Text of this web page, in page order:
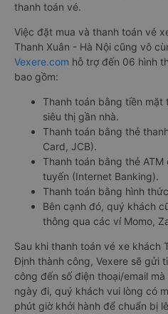
thanh toán vé.
Việc đặt mua và thanh toán vé
Thanh Xuân - Hà Nội cũng vô
Vexere.com hỗ trợ đến 06 hình
bao gồm:
Thanh toán bằng tiền mặt
siêu thị gần nhà.
Thanh toán bằng thẻ
Card, JCB).
Thanh toán bằng thẻ
tuyến (Internet Banking).
Thanh toán bằng hình
Bên cạnh đó, quý khách
thông qua các ví Momo,
Sau khi thanh toán vé xe khách
Định thành công, Vexere sẽ gửi
công đến số điện thoại/email
ngày đi, quý khách vui lòng có
phút giờ khởi hành để chuẩn bị